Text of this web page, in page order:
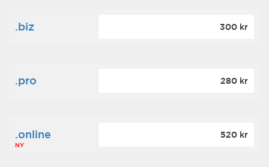
.biz 300 kr
.pro 280 kr
.online
NY
520 kr